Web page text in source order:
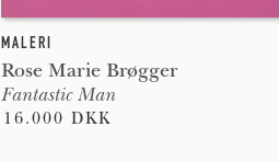
MALERI
Rose Marie Brøgger
Fantastic Man
16.000 DKK